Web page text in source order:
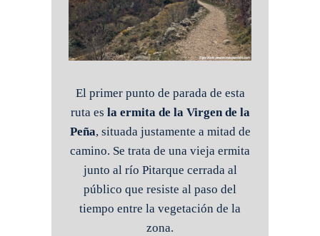
El primer punto de parada de esta
ruta es la ermita de la Virgen de la
Peña, situada justamente a mitad de
camino. Se trata de una vieja ermita
junto al río Pitarque cerrada al
público que resiste al paso del
tiempo entre la vegetación de la
zona.